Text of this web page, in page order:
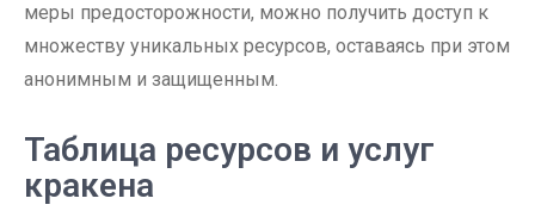
меры предосторожности, можно получить доступ к
множеству уникальных ресурсов, оставаясь при этом
анонимным и защищенным.
Таблица ресурсов и услуг
кракена